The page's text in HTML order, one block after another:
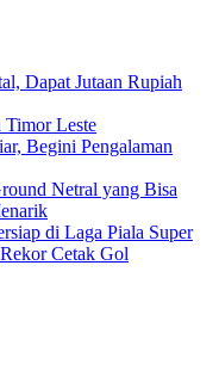
Dapat Jutaan Rupiah
Timor Leste
Begini Pengalaman
Netral yang Bisa
di Laga Piala Super
Cetak Gol